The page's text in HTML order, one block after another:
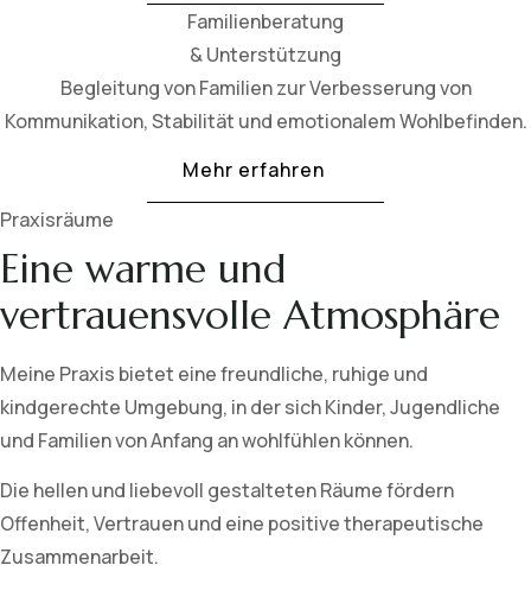
Familienberatung
& Unterstützung
Begleitung von Familien zur Verbesserung von
Kommunikation, Stabilität und emotionalem Wohlbefinden.
Mehr erfahren
Praxisräume
Eine warme und
vertrauensvolle Atmosphäre
Meine Praxis bietet eine freundliche, ruhige und
kindgerechte Umgebung, in der sich Kinder, Jugendliche
und Familien von Anfang an wohlfühlen können.
Die hellen und liebevoll gestalteten Räume fördern
Offenheit, Vertrauen und eine positive therapeutische
Zusammenarbeit.